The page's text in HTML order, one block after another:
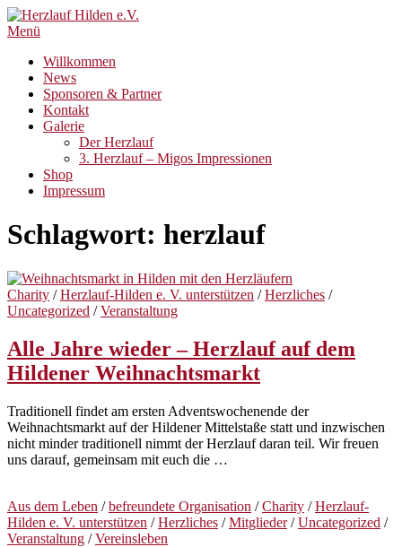
Zum
Inhalt
Menü
Willkommen
News
Sponsoren & Partner
Kontakt
Galerie
Der Herzlauf
3. Herzlauf – Migos Impressionen
Shop
Impressum
Schlagwort: herzlauf
Charity /Herzlauf-Hilden e. V. unterstützen /Herzliches /
Uncategorized /Veranstaltung
Alle Jahre wieder – Herzlauf auf dem
Hildener Weihnachtsmarkt
Traditionell findet am ersten Adventswochenende der
Weihnachtsmarkt auf der Hildener Mittelstaße statt und inzwischen
nicht minder traditionell nimmt der Herzlauf daran teil. Wir freuen
uns darauf, gemeinsam mit euch die …
Aus dem Leben /befreundete Organisation /Charity /Herzlauf-
Hilden e. V. unterstützen /Herzliches /Mitglieder/Uncategorized /
Veranstaltung /Vereinsleben